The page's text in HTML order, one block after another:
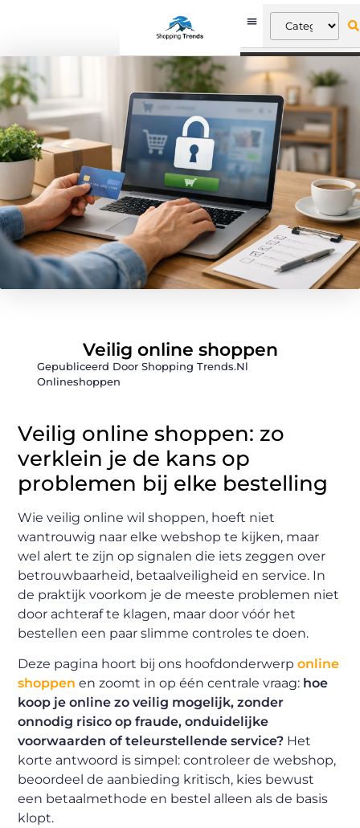
Veilig online shoppen
Gepubliceerd Door Shopping Trends.nl
Onlineshoppen
Veilig online shoppen: zo
verklein je de kans op
problemen bij elke bestelling
Wie veilig online wil shoppen, hoeft niet
wantrouwig naar elke webshop te kijken, maar
wel alert te zijn op signalen die iets zeggen over
betrouwbaarheid, betaalveiligheid en service. In
de praktijk voorkom je de meeste problemen niet
door achteraf te klagen, maar door vóór het
bestellen een paar slimme controles te doen.
Deze pagina hoort bij ons hoofdonderwerponline
shoppen en zoomt in op één centrale vraag: hoe
koop je online zo veilig mogelijk, zonder
onnodig risico op fraude, onduidelijke
voorwaarden of teleurstellende service? Het
korte antwoord is simpel: controleer de webshop,
beoordeel de aanbieding kritisch, kies bewust
een betaalmethode en bestel alleen als de basis
klopt.